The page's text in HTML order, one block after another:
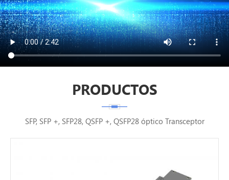
PRODUCTOS
SFP, SFP +, SFP28, QSFP +, QSFP28 óptico Transceptor